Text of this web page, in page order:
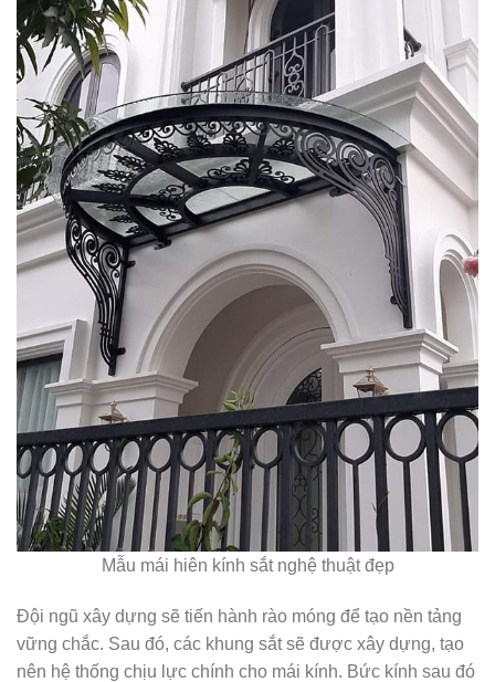
Mẫu mái hiên kính sắt nghệ thuật đẹp
Đội ngũ xây dựng sẽ tiến hành rào móng để tạo nền tảng
vững chắc. Sau đó, các khung sắt sẽ được xây dựng, tạo
nên hệ thống chịu lực chính cho mái kính. Bức kính sau đó